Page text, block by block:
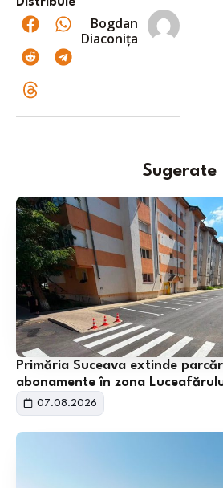
Bogdan
Diaconița
Sugerate
Primăria Suceava extinde
abonamente în zona
07.08.2026